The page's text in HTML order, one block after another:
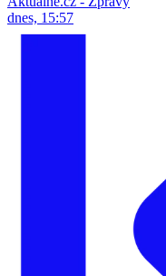
dnes, 15:57